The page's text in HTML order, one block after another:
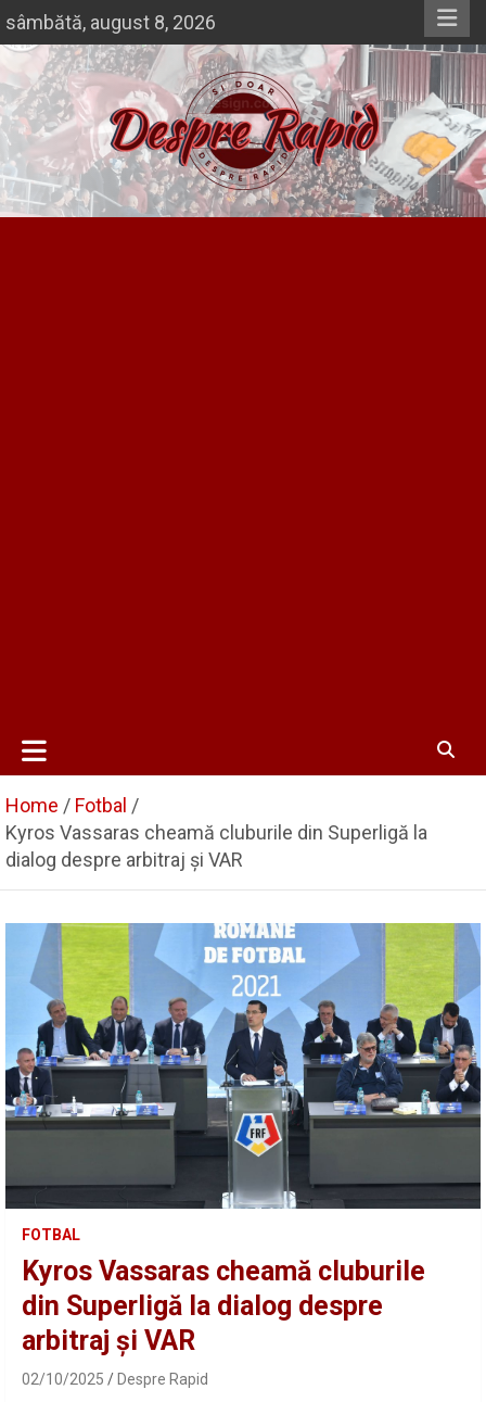
Skip
to
content
sâmbătă, august 8, 2026
Despre Rapid
Si doar … despre Rapid
Home
Fotbal
Kyros Vassaras cheamă cluburile din Superligă la
dialog despre arbitraj și VAR
FOTBAL
Kyros Vassaras cheamă cluburile
din Superligă la dialog despre
arbitraj și VAR
02/10/2025 Despre Rapid